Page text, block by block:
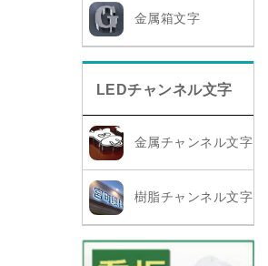
金属箱文字
LEDチャンネル文字
金属チャンネル文字
樹脂チャンネル文字